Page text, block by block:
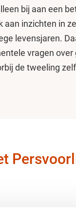
bij aan een
inzichten in
levensjaren.
vragen over
de tweeling